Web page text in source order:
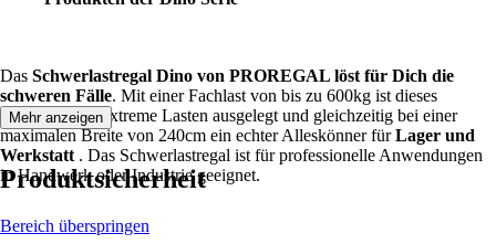
Das Schwerlastregal Dino von PROREGAL löst für Dich die
schweren Fälle. Mit einer Fachlast von bis zu 600kg ist dieses
Steckregal für extreme Lasten ausgelegt und gleichzeitig bei einer
maximalen Breite von 240cm ein echter Alleskönner fürLager und
Werkstatt . Das Schwerlastregal ist für professionelle Anwendungen
in Handwerk oder Industrie geeignet.
Mehr anzeigen
Produktsicherheit
Bereich überspringen